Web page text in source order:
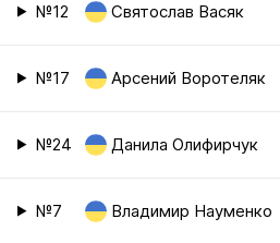
№12 Святослав Васяк
№17 Арсений Воротеляк
№24 Данила Олифирчук
№7 Владимир Науменко